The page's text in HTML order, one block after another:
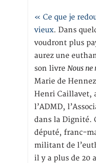
« Ce que je
vieux. Dans
voudront plus
aurez une
son livre Nous ne
Marie de
Henri Caillavet,
l’ADMD,
dans la Dignité.
député, franc-
militant de
il y a plus de 20